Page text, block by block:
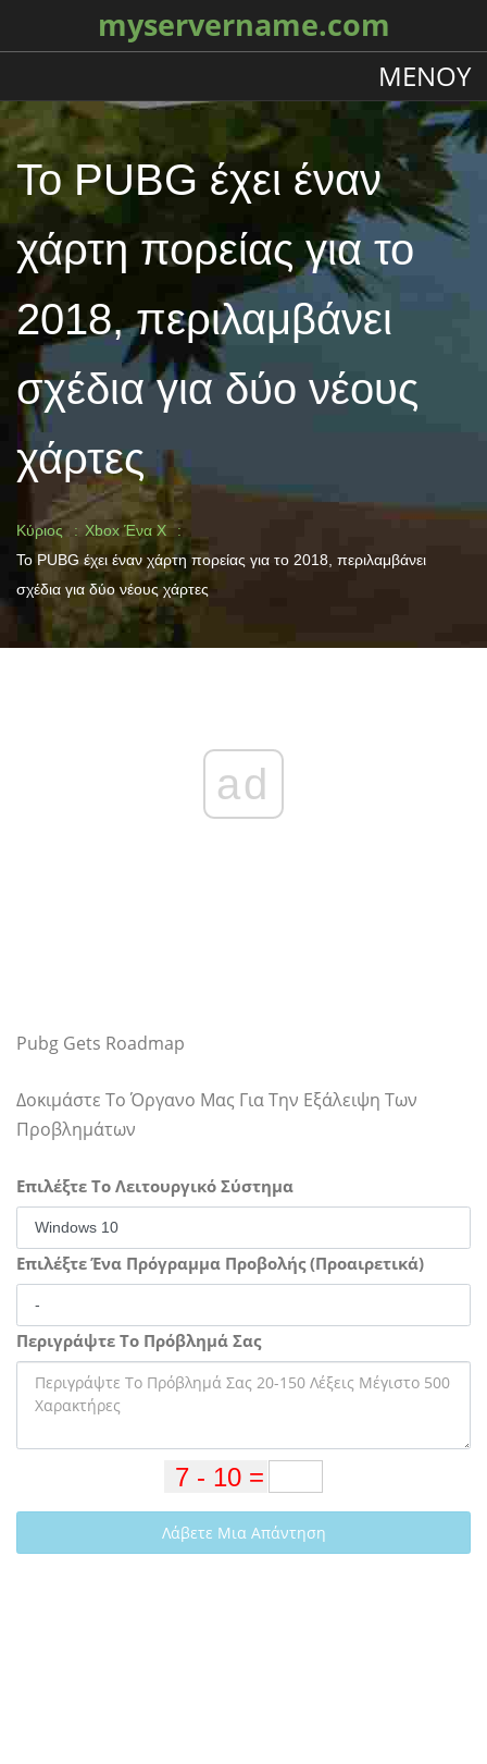
myservername.com
ΜΕΝΟΎ
Το PUBG έχει έναν
χάρτη πορείας για το
2018, περιλαμβάνει
σχέδια για δύο νέους
χάρτες
Κύριος
Xbox Ένα X
Το PUBG έχει έναν χάρτη πορείας για το 2018, περιλαμβάνει
σχέδια για δύο νέους χάρτες
ad
Pubg Gets Roadmap
Δοκιμάστε Το Όργανο Μας Για Την Εξάλειψη Των
Προβλημάτων
Επιλέξτε Το Λειτουργικό Σύστημα
Επιλέξτε Ένα Πρόγραμμα Προβολής (Προαιρετικά)
Περιγράψτε Το Πρόβλημά Σας
Λάβετε Μια Απάντηση